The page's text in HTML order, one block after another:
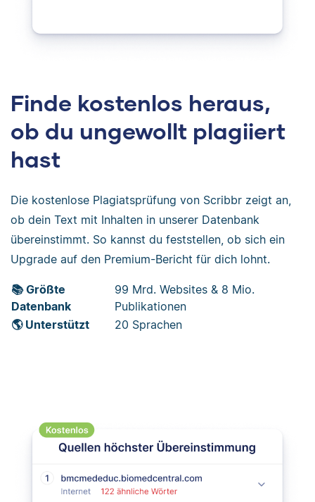
Finde kostenlos heraus,
ob du ungewollt plagiiert
hast
Die kostenlose Plagiatsprüfung von Scribbr zeigt an,
ob dein Text mit Inhalten in unserer Datenbank
übereinstimmt. So kannst du feststellen, ob sich ein
Upgrade auf den Premium-Bericht für dich lohnt.
📚 Größte
Datenbank
99 Mrd. Websites & 8 Mio.
Publikationen
🌎 Unterstützt
20 Sprachen